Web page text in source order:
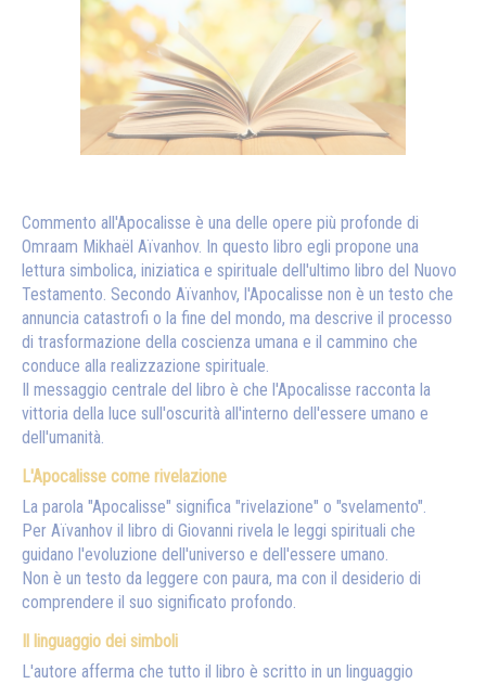
Commento all'Apocalisse è una delle opere più profonde di
Omraam Mikhaël Aïvanhov. In questo libro egli propone una
lettura simbolica, iniziatica e spirituale dell'ultimo libro del Nuovo
Testamento. Secondo Aïvanhov, l'Apocalisse non è un testo che
annuncia catastrofi o la fine del mondo, ma descrive il processo
di trasformazione della coscienza umana e il cammino che
conduce alla realizzazione spirituale.
Il messaggio centrale del libro è che l'Apocalisse racconta la
vittoria della luce sull'oscurità all'interno dell'essere umano e
dell'umanità.
L'Apocalisse come rivelazione
La parola "Apocalisse" significa "rivelazione" o "svelamento".
Per Aïvanhov il libro di Giovanni rivela le leggi spirituali che
guidano l'evoluzione dell'universo e dell'essere umano.
Non è un testo da leggere con paura, ma con il desiderio di
comprendere il suo significato profondo.
Il linguaggio dei simboli
L'autore afferma che tutto il libro è scritto in un linguaggio